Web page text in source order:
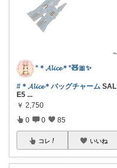
*＊𝓐𝓵𝓲𝓬𝓮＊*🧸🎀✨
#＊𝓐𝓵𝓲𝓬𝓮＊バッグチャーム SAL
E5 ...
￥ 2,750
0 0 85
コレ いいね